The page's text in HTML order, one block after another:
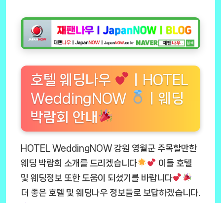
호텔 웨딩나우
ㅣHOTEL
WeddingNOW
ㅣ웨딩
박람회 안내
HOTEL WeddingNOW 강원 영월군 주목할만한
웨딩 박람회 소개를 드리겠습니다
이들 호텔
및 웨딩정보 또한 도움이 되셨기를 바랍니다
더 좋은 호텔 및 웨딩나우 정보들로 보답하겠습니다.